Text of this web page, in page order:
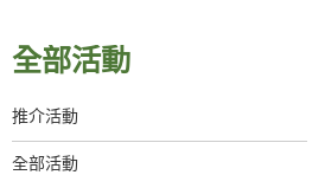
全部活動
推介活動
全部活動